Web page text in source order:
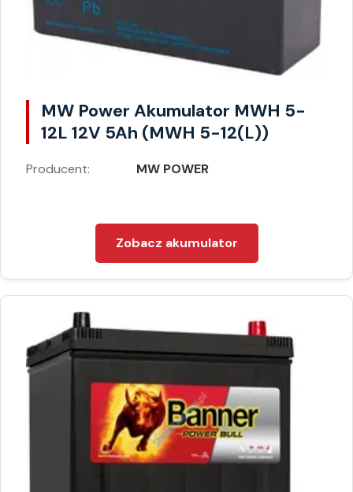
MW Power Akumulator MWH 5-
12L 12V 5Ah (MWH 5-12(L))
Producent: MW POWER
Zobacz akumulator